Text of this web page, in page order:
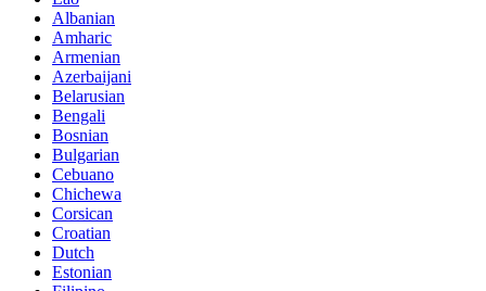
Albanian
Amharic
Armenian
Azerbaijani
Belarusian
Bengali
Bosnian
Bulgarian
Cebuano
Chichewa
Corsican
Croatian
Dutch
Estonian